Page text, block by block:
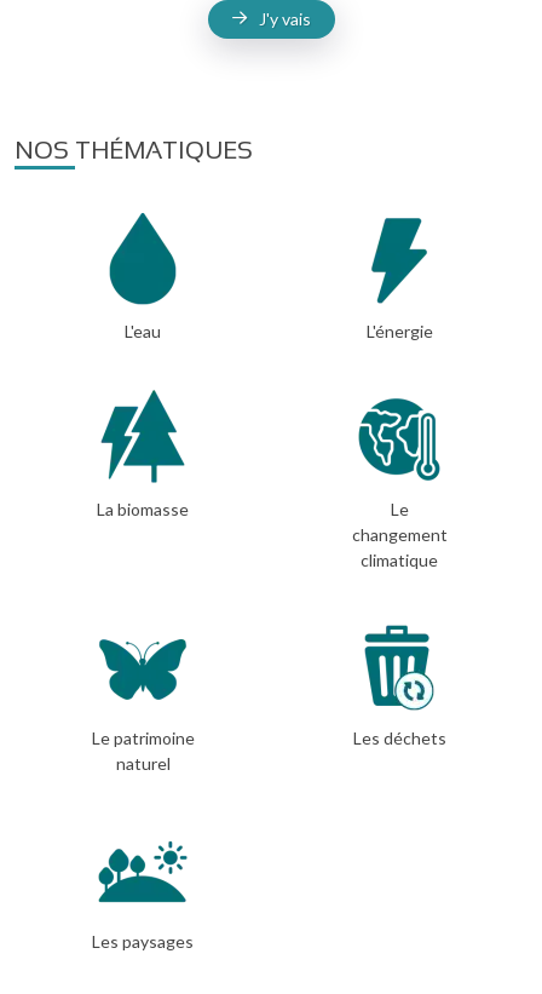
J'y vais
NOS THÉMATIQUES
L'eau L'énergie
La biomasse
Le
changement
climatique
Le patrimoine
naturel
Les déchets
Les paysages